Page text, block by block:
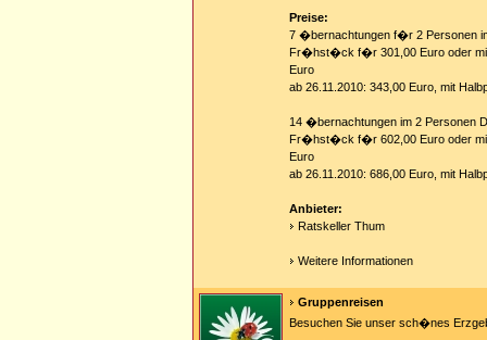
Preise:
7 �bernachtungen f�r 2 Personen
Fr�hst�ck f�r 301,00 Euro oder
Euro
ab 26.11.2010: 343,00 Euro, mit
14 �bernachtungen im 2 Personen
Fr�hst�ck f�r 602,00 Euro oder
Euro
ab 26.11.2010: 686,00 Euro, mit
Anbieter:
Ratskeller Thum
Weitere Informationen
Gruppenreisen
Besuchen Sie unser sch�nes